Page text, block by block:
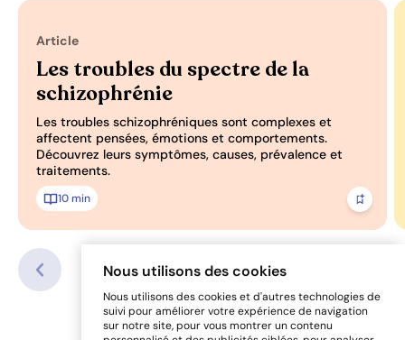
Nous utilisons des cookies
Nous utilisons des cookies et d'autres technologies de
suivi pour améliorer votre expérience de navigation
sur notre site, pour vous montrer un contenu
Article
Les troubles du spectre de la
schizophrénie
Les troubles schizophréniques sont complexes et
affectent pensées, émotions et comportements.
Découvrez leurs symptômes, causes, prévalence et
traitements.
10 min